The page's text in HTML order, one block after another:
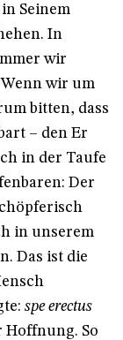
Seinem
In
wir
wir um
bitten, dass
– den Er
in der Taufe
Der
in unserem
Das ist die
spe erectus
Hoffnung. So